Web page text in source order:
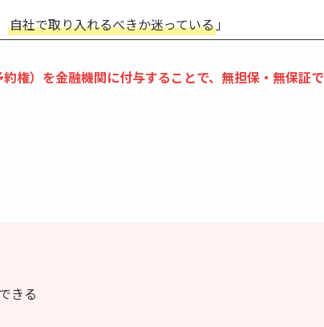
自社で取り入れるべきか迷っている 」
権）を金融機関に付与することで、無担保・無保証で
きる